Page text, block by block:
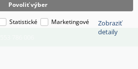
786 006
Povoliť výber
Statistické
Marketingové
Zobraziť
detaily